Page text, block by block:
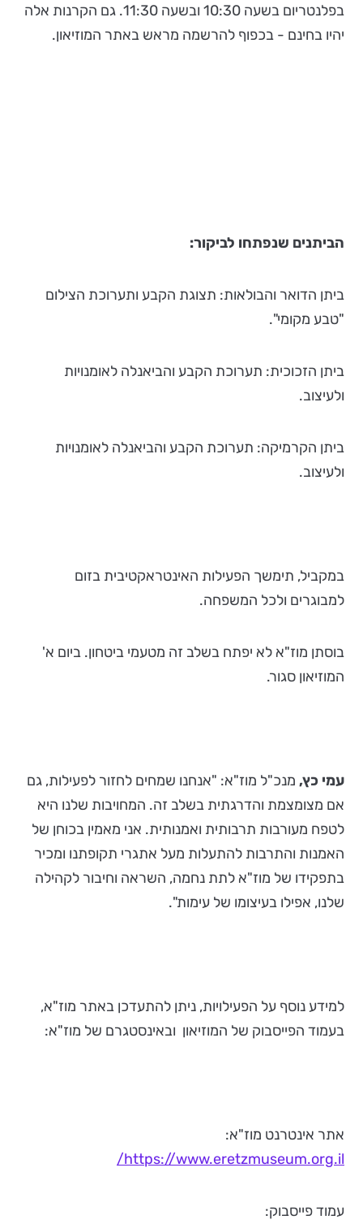
בפלנטריום בשעה 10:30 ובשעה 11:30. גם הקרנות אלה
יהיו בחינם - בכפוף להרשמה מראש באתר המוזיאון.
הביתנים שנפתחו לביקור:
ביתן הדואר והבולאות: תצוגת הקבע ותערוכת הצילום
"טבע מקומי".
ביתן הזכוכית: תערוכת הקבע והביאנלה לאומנויות
ולעיצוב.
ביתן הקרמיקה: תערוכת הקבע והביאנלה לאומנויות
ולעיצוב.
במקביל, תימשך הפעילות האינטראקטיבית בזום
למבוגרים ולכל המשפחה.
בוסתן מוז"א לא יפתח בשלב זה מטעמי ביטחון. ביום א'
המוזיאון סגור.
עמי כץ, מנכ"ל מוז"א: "אנחנו שמחים לחזור לפעילות, גם
אם מצומצמת והדרגתית בשלב זה. המחויבות שלנו היא
לטפח מעורבות תרבותית ואמנותית. אני מאמין בכוחן של
האמנות והתרבות להתעלות מעל אתגרי תקופתנו ומכיר
בתפקידו של מוז"א לתת נחמה, השראה וחיבור לקהילה
שלנו, אפילו בעיצומו של עימות".
למידע נוסף על הפעילויות, ניתן להתעדכן באתר מוז"א,
בעמוד הפייסבוק של המוזיאון ובאינסטגרם של מוז"א:
אתר אינטרנט מוז"א:
https://www.eretzmuseum.org.il/
עמוד פייסבוק: